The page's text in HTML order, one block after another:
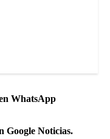
WhatsApp
Google Noticias.